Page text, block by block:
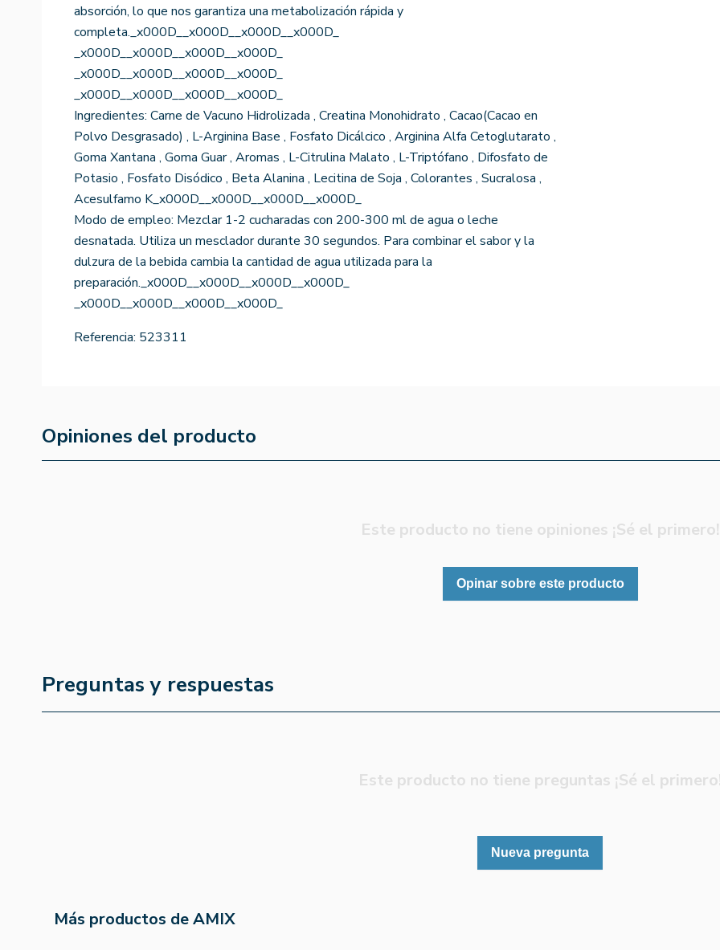
absorción, lo que nos garantiza una metabolización rápida y
completa._x000D__x000D__x000D__x000D_
_x000D__x000D__x000D__x000D_
_x000D__x000D__x000D__x000D_
_x000D__x000D__x000D__x000D_
Ingredientes: Carne de Vacuno Hidrolizada , Creatina Monohidrato , Cacao(Cacao en
Polvo Desgrasado) , L-Arginina Base , Fosfato Dicálcico , Arginina Alfa Cetoglutarato ,
Goma Xantana , Goma Guar , Aromas , L-Citrulina Malato , L-Triptófano , Difosfato de
Potasio , Fosfato Disódico , Beta Alanina , Lecitina de Soja , Colorantes , Sucralosa ,
Acesulfamo K_x000D__x000D__x000D__x000D_
Modo de empleo: Mezclar 1-2 cucharadas con 200-300 ml de agua o leche
desnatada. Utiliza un mesclador durante 30 segundos. Para combinar el sabor y la
dulzura de la bebida cambia la cantidad de agua utilizada para la
preparación._x000D__x000D__x000D__x000D_
_x000D__x000D__x000D__x000D_
Referencia: 523311
Opiniones del producto
Este producto no tiene opiniones ¡Sé el primero!
Opinar sobre este producto
Preguntas y respuestas
Este producto no tiene preguntas ¡Sé el
Nueva pregunta
Más productos de AMIX